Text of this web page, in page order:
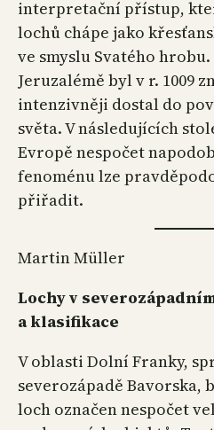
interpretační přístup,
lochů chápe jako
ve smyslu Svatého
Jeruzalémě byl v r. 1009
intenzivněji dostal do
světa. V následujících
Evropě nespočet
fenoménu lze
přiřadit.
Martin Müller
Lochy v
a klasifikace
V oblasti Dolní Franky,
severozápadě Bavorska,
loch označen nespočet